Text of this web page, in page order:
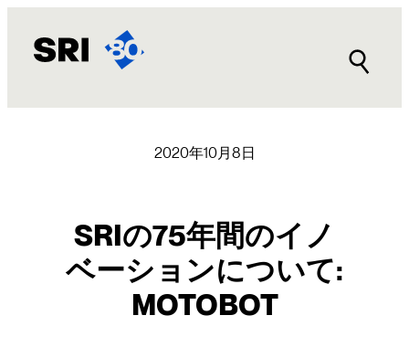
キ
2020年10月8日
SRIの75年間のイノ
ベーションについて:
MOTOBOT